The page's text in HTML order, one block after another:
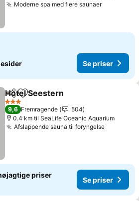
Moderne spa med flere saunaerSe priser
Se priser
Del Føj til favoritter
Hotel Seestern
3 Stjerner
9,6 Fremragende
504
0.4 km til SeaLife Oceanic Aquarium
Afslappende sauna til foryngelseSe priser
priser
Se priser